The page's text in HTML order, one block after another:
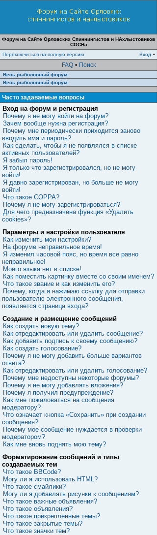
Форум на Сайте Орловских Спиннингистов и НАхлыстовиков
СОСНа
Переключиться на полную версию
Вход •
FAQ • Поиск
Весь рыболовный форум
Весь рыболовный форум
Часто задаваемые вопросы
Вход на форум и регистрация
Почему я не могу войти на форум?
Зачем вообще нужна регистрация?
Почему мне периодически приходится заново
вводить имя и пароль?
Как сделать, чтобы я не появлялся в списке
активных пользователей?
Я забыл пароль!
Я только что зарегистрировался, но не могу
войти!
Я давно зарегистрирован, но больше не могу
войти!
Что такое COPPA?
Почему я не могу зарегистрироваться?
Для чего предназначена функция «Удалить
cookies»?
Параметры и настройки пользователя
Как изменить мои настройки?
На форуме неправильное время!
Я изменил часовой пояс, но время все равно
неправильное!
Моего языка нет в списке!
Как поместить картинку вместе со своим именем?
Что такое звание и как изменить его?
Почему, когда я нажимаю ссылку для отправки
пользователю электронного сообщения,
появляется страница входа?
Создание и размещение сообщений
Как создать новую тему?
Как отредактировать или удалить сообщение?
Как добавить подпись к своему сообщению?
Как создать голосование?
Почему я не могу добавить больше вариантов
ответа?
Как отредактировать или удалить голосование?
Почему мне недоступны некоторые форумы?
Почему я не могу добавлять вложения?
Почему я получил предупреждение?
Как мне пожаловаться на сообщения
модератору?
Что означает кнопка «Сохранить» при создании
сообщения?
Почему мое сообщение нуждается в проверки
модератором?
Как мне вновь поднять мою тему?
Форматирование сообщений и типы
создаваемых тем
Что такое BBCode?
Могу ли я использовать HTML?
Что такое смайлики?
Могу ли я добавлять рисунки к сообщениям?
Что такое важные объявления?
Что такое объявления?
Что такое прикрепленные темы?
Что такое закрытые темы?
Что такое значки тем?